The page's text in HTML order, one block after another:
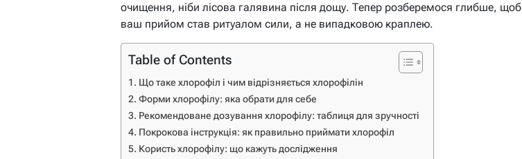
очищення, ніби лісова галявина після дощу. Тепер розберемося глибше, щоб
ваш прийом став ритуалом сили, а не випадковою краплею.
Table of Contents
Що таке хлорофіл і чим відрізняється хлорофілін
Форми хлорофілу: яка обрати для себе
Рекомендоване дозування хлорофілу: таблиця для зручності
Покрокова інструкція: як правильно приймати хлорофіл
Користь хлорофілу: що кажуть дослідження